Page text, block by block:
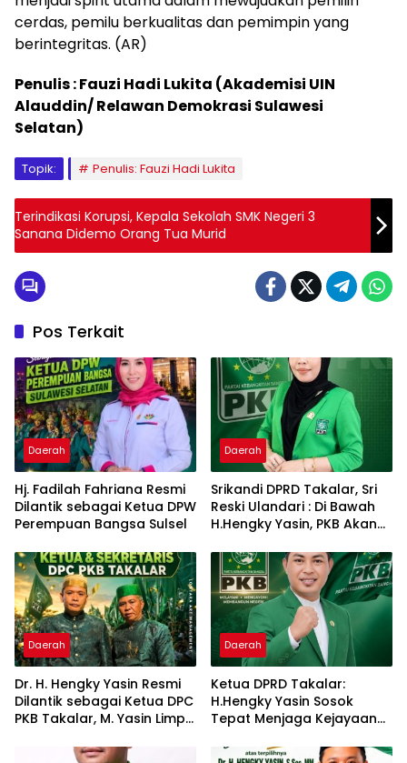
cerdas, pemilu berkualitas dan pemimpin yang
berintegritas. (AR)
Penulis : Fauzi Hadi Lukita (Akademisi UIN
Alauddin/ Relawan Demokrasi Sulawesi
Selatan)
Topik: Penulis: Fauzi Hadi Lukita
Terindikasi Korupsi, Kepala Sekolah SMK Negeri 3
Sanana Didemo Orang Tua Murid
Pos Terkait
Daerah
Hj. Fadilah Fahriana Resmi
Dilantik sebagai Ketua DPW
Perempuan Bangsa Sulsel
Daerah
Srikandi DPRD Takalar, Sri
Reski Ulandari : Di Bawah
H.Hengky Yasin, PKB Akan
Dekat dengan Rakyat
Daerah
Dr. H. Hengky Yasin Resmi
Dilantik sebagai Ketua DPC
PKB Takalar, M. Yasin Limpo
Daerah
Ketua DPRD Takalar:
H.Hengky Yasin Sosok
Tepat Menjaga Kejayaan
Panrannuangku